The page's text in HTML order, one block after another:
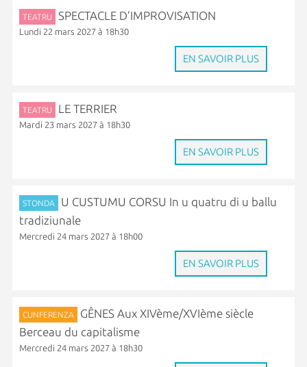
TEATRU SPECTACLE D’IMPROVISATION
Lundi 22 mars 2027 à 18h30
EN SAVOIR PLUS
TEATRU LE TERRIER
Mardi 23 mars 2027 à 18h30
EN SAVOIR PLUS
STONDA
U CUSTUMU CORSU In u quatru di u ballu
tradiziunale
Mercredi 24 mars 2027 à 18h00
EN SAVOIR PLUS
CUNFERENZA
GÊNES Aux XIVème/XVIème siècle
Berceau du capitalisme
Mercredi 24 mars 2027 à 18h30